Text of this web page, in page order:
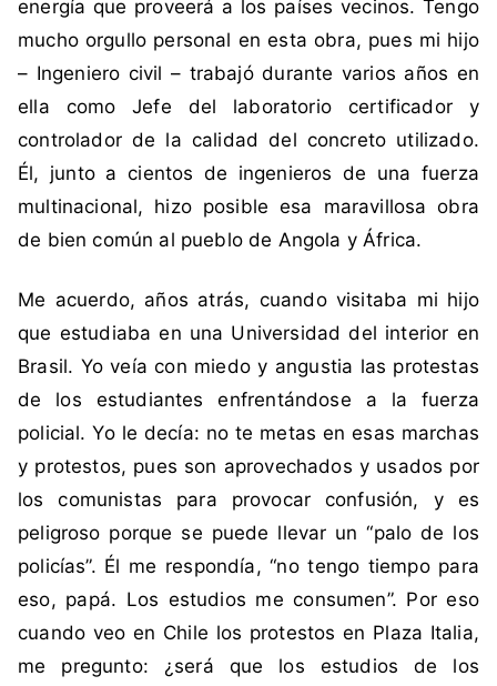
o
Á
f
r
c
,
A
g
o
,
C
h
i
e
,
L
a
u
s
energía que proveerá a los países vecinos. Tengo
mucho orgullo personal en esta obra, pues mi hijo
– Ingeniero civil – trabajó durante varios años en
ella como Jefe del laboratorio certificador y
controlador de la calidad del concreto utilizado.
Él, junto a cientos de ingenieros de una fuerza
multinacional, hizo posible esa maravillosa obra
de bien común al pueblo de Angola y África.
Me acuerdo, años atrás, cuando visitaba mi hijo
que estudiaba en una Universidad del interior en
Brasil. Yo veía con miedo y angustia las protestas
de los estudiantes enfrentándose a la fuerza
policial. Yo le decía: no te metas en esas marchas
y protestos, pues son aprovechados y usados por
los comunistas para provocar confusión, y es
peligroso porque se puede llevar un “palo de los
policías”. Él me respondía, “no tengo tiempo para
eso, papá. Los estudios me consumen”. Por eso
cuando veo en Chile los protestos en Plaza Italia,
me pregunto: ¿será que los estudios de los